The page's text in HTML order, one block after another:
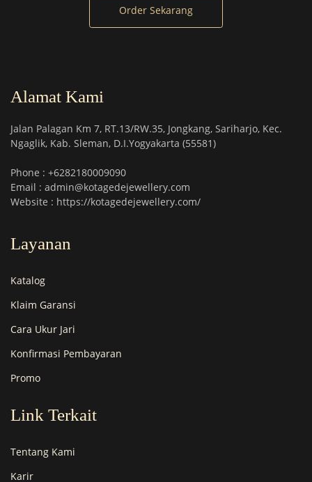
Order Sekarang
Alamat Kami
Jalan Palagan Km 7, RT.13/RW.35, Jongkang, Sariharjo, Kec.
Ngaglik, Kab. Sleman, D.I.Yogyakarta (55581)
Phone : +6282180009090
Email : admin@kotagedejewellery.com
Website : https://kotagedejewellery.com/
Layanan
Katalog
Klaim Garansi
Cara Ukur Jari
Konfirmasi Pembayaran
Promo
Link Terkait
Tentang Kami
Karir